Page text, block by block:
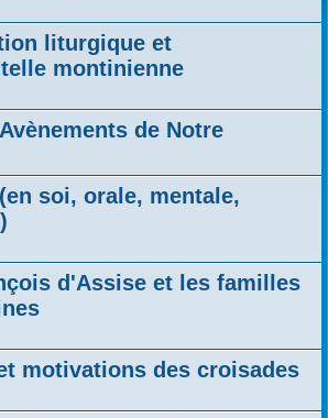
liturgique et
montinienne
de Notre
soi, orale, mentale,
d'Assise et les familles
motivations des croisades